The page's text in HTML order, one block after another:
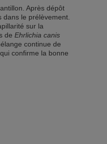
Après dépôt
dans le prélèvement.
sur la
de Ehrlichia canis
continue de
confirme la bonne